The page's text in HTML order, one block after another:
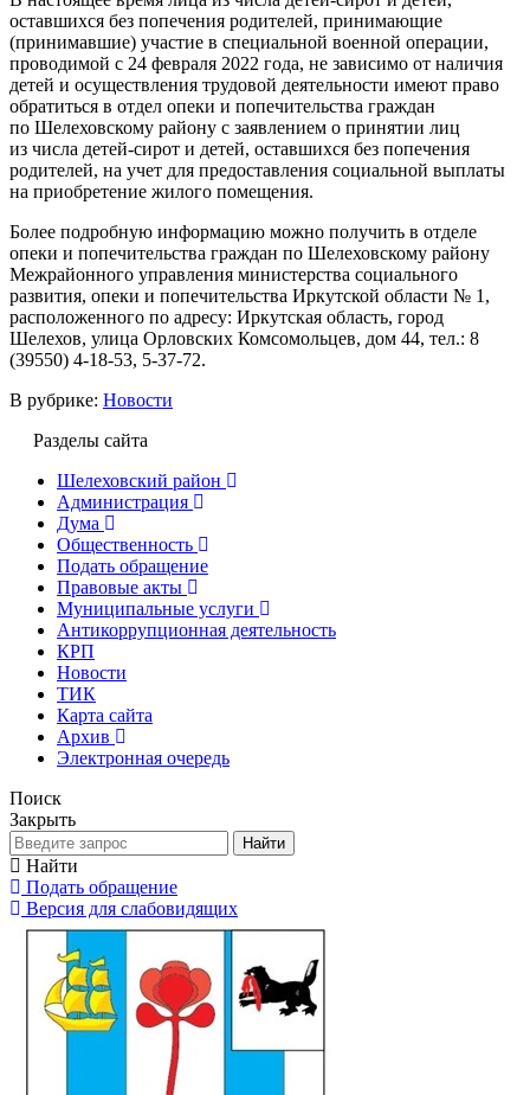
оставшихся без попечения родителей, принимающие
(принимавшие) участие в специальной военной операции,
проводимой с 24 февраля 2022 года, не зависимо от наличия
детей и осуществления трудовой деятельности имеют право
обратиться в отдел опеки и попечительства граждан
по Шелеховскому району с заявлением о принятии лиц
из числа детей-сирот и детей, оставшихся без попечения
родителей, на учет для предоставления социальной выплаты
на приобретение жилого помещения.
Более подробную информацию можно получить в отделе
опеки и попечительства граждан по Шелеховскому району
Межрайонного управления министерства социального
развития, опеки и попечительства Иркутской области № 1,
расположенного по адресу: Иркутская область, город
Шелехов, улица Орловских Комсомольцев, дом 44, тел.: 8
(39550) 4-18-53, 5-37-72.
В рубрике: Новости
Разделы сайта
Шелеховский район
Администрация
Дума
Общественность
Подать обращение
Правовые акты
Муниципальные услуги
Антикоррупционная деятельность
КРП
Новости
ТИК
Карта сайта
Архив
Электронная очередь
Поиск
Закрыть
Найти
Найти
Подать обращение
Версия для слабовидящих